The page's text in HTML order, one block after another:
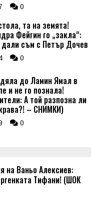
0
та на земята!
Фейгин го „закла“:
дали съм с Петър Дочев
0
до Ламин Ямал в
и не го познала!
А той разпозна ли
– СНИМКИ)
0
на Ваньо Алексиев:
Тифани! (ШОК